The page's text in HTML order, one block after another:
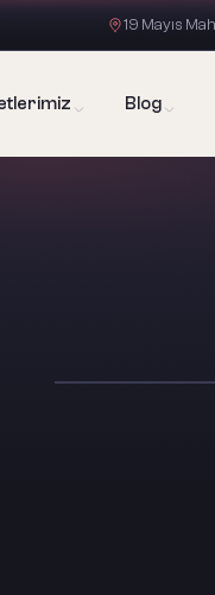
19 Mayıs
Blog